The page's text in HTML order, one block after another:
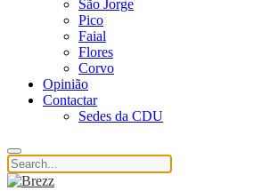
São Jorge
Pico
Faial
Flores
Corvo
Opinião
Contactar
Sedes da CDU